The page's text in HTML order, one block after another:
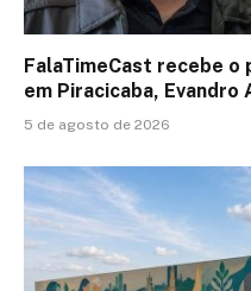
FalaTimeCast recebe o
em Piracicaba, Evandro
5 de agosto de 2026